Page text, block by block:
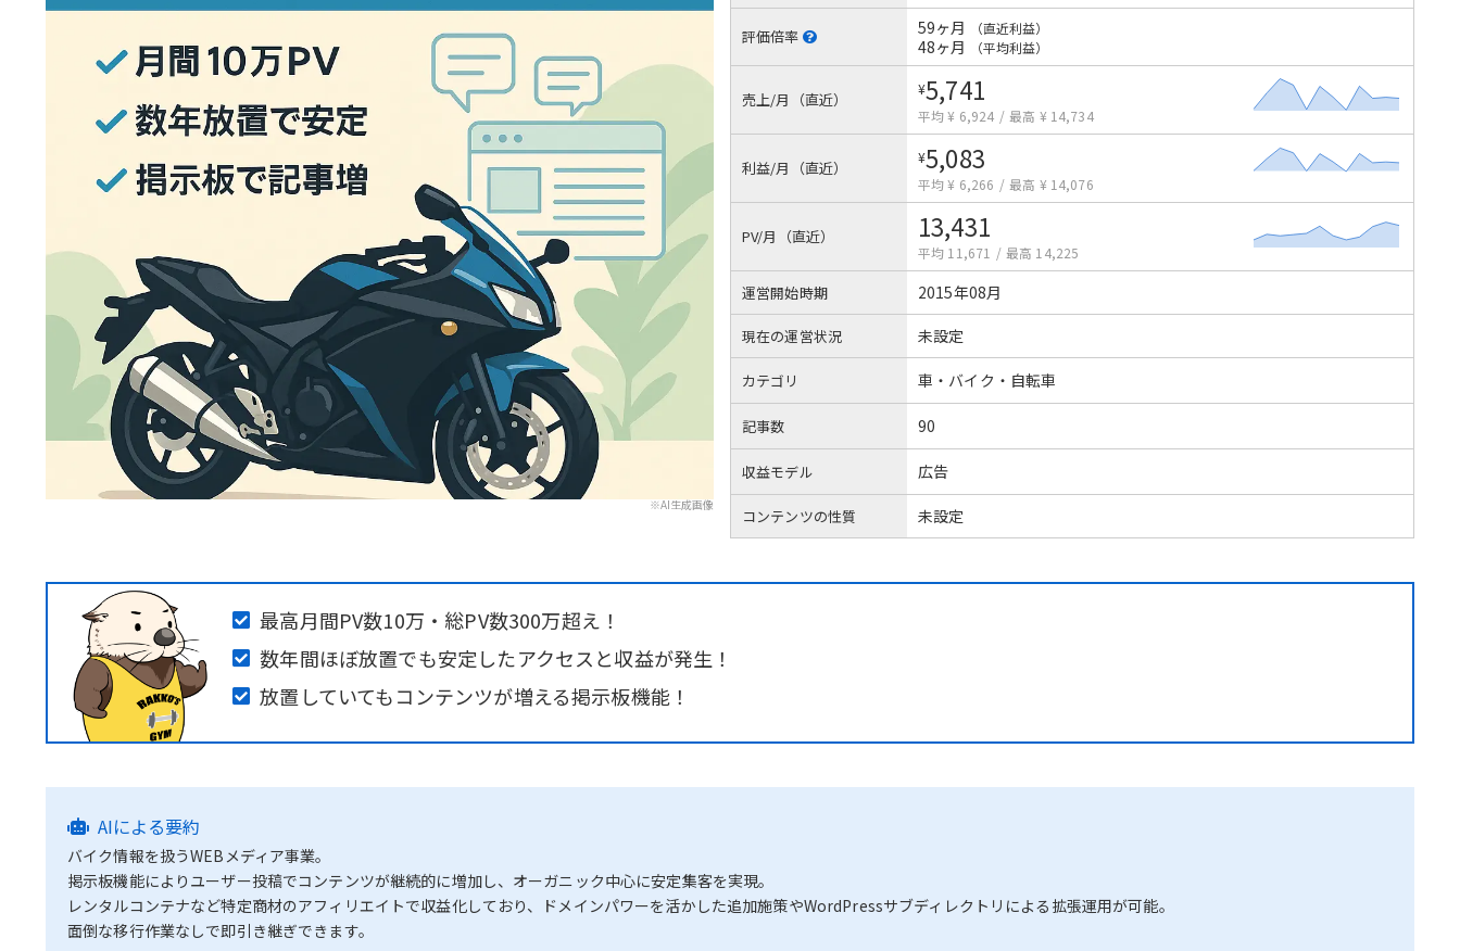
※AI生成画像
評価倍率 59ヶ月 （直近利益）
48ヶ月 （平均利益）
売上/月（直近）
¥5,741
平均 ¥ 6,924 / 最高 ¥ 14,734
利益/月（直近）
¥5,083
平均 ¥ 6,266 / 最高 ¥ 14,076
PV/月（直近） 13,431
平均 11,671 / 最高 14,225
運営開始時期 2015年08月
現在の運営状況 未設定
カテゴリ 車・バイク・自転車
記事数 90
収益モデル 広告
コンテンツの性質 未設定
最高月間PV数10万・総PV数300万超え！
数年間ほぼ放置でも安定したアクセスと収益が発生！
放置していてもコンテンツが増える掲示板機能！
AIによる要約
バイク情報を扱うWEBメディア事業。
掲示板機能によりユーザー投稿でコンテンツが継続的に増加し、オーガニック中心に安定集客を実現。
レンタルコンテナなど特定商材のアフィリエイトで収益化しており、ドメインパワーを活かした追加施策やWordPressサブディレクトリによる拡張運用が可能。
面倒な移行作業なしで即引き継ぎできます。